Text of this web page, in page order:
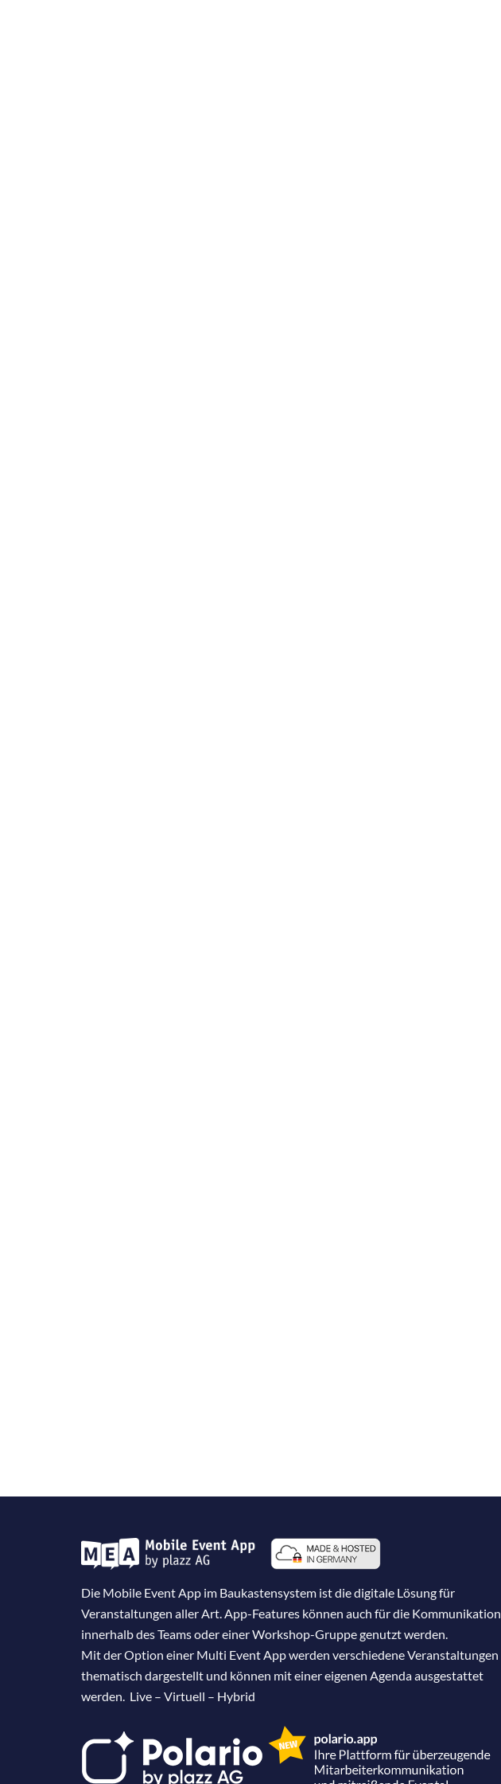
Die Mobile Event App im Baukastensystem ist die digitale Lösung für
Veranstaltungen aller Art. App-Features können auch für die Kommunikation
innerhalb des Teams oder einer Workshop-Gruppe genutzt werden.
Mit der Option einer Multi Event App werden verschiedene Veranstaltungen
thematisch dargestellt und können mit einer eigenen Agenda ausgestattet
werden. Live – Virtuell – Hybrid